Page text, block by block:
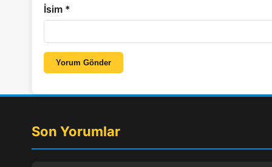
İsim *
Yorum Gönder
Son Yorumlar